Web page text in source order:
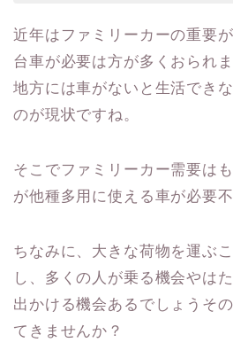
近年はファミリーカーの重要
台車が必要は方が多くおられ
地方には車がないと生活でき
のが現状ですね。
そこでファミリーカー需要は
が他種多用に使える車が必要
ちなみに、大きな荷物を運ぶ
し、多くの人が乗る機会やは
出かける機会あるでしょうそ
てきませんか？